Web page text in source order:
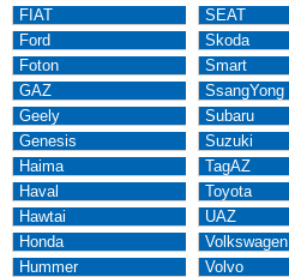
FIAT
Ford
Foton
GAZ
Geely
Genesis
Haima
Haval
Hawtai
Honda
Hummer
SEAT
Skoda
Smart
SsangYong
Subaru
Suzuki
TagAZ
Toyota
UAZ
Volkswagen
Volvo